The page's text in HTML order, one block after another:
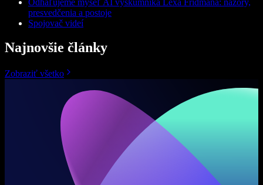
presvedčenia a postoje
Spojovač videí
Najnovšie články
Zobraziť všetko